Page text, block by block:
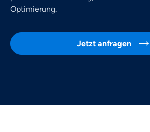
Optimierung.
Jetzt anfragen 